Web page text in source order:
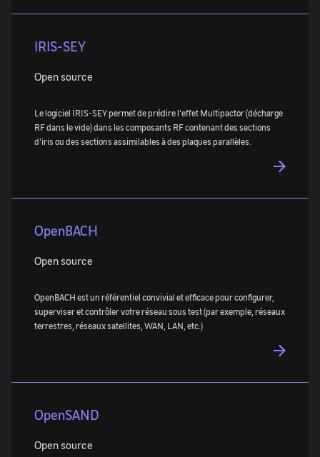
IRIS-SEY
Open source
Le logiciel IRIS-SEY permet de prédire l'effet Multipactor (décharge
RF dans le vide) dans les composants RF contenant des sections
d'iris ou des sections assimilables à des plaques parallèles.
OpenBACH
Open source
OpenBACH est un référentiel convivial et efficace pour configurer,
superviser et contrôler votre réseau sous test (par exemple, réseaux
terrestres, réseaux satellites, WAN, LAN, etc.)
OpenSAND
Open source